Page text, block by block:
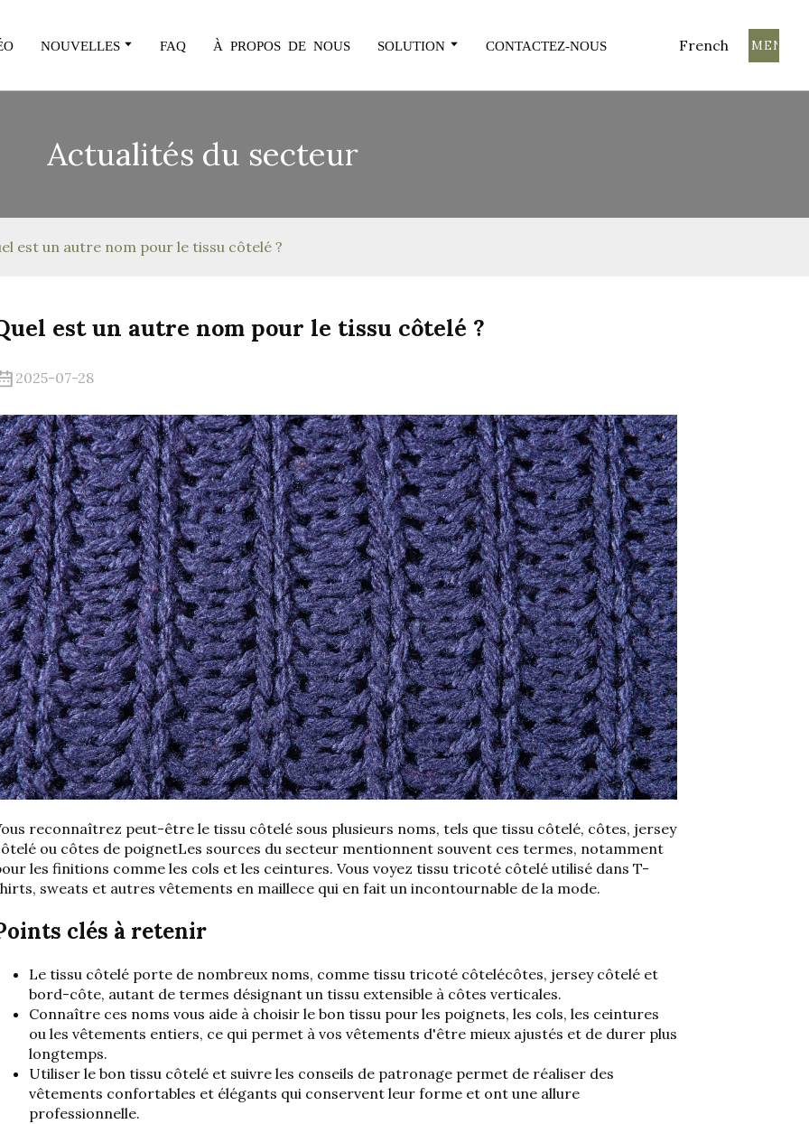
NOUVELLES FAQ À PROPOS DE NOUS SOLUTION CONTACTEZ-NOUS French
Actualités du secteur
est un autre nom pour le tissu côtelé ?
est un autre nom pour le tissu côtelé ?
2025-07-28
reconnaîtrez peut-être le tissu côtelé sous plusieurs noms, tels que tissu côtelé, côtes, jersey
ou côtes de poignetLes sources du secteur mentionnent souvent ces termes, notamment
les finitions comme les cols et les ceintures. Vous voyez tissu tricoté côtelé utilisé dans T-
sweats et autres vêtements en maillece qui en fait un incontournable de la mode.
clés à retenir
Le tissu côtelé porte de nombreux noms, comme tissu tricoté côtelécôtes, jersey côtelé et
bord-côte, autant de termes désignant un tissu extensible à côtes verticales.
Connaître ces noms vous aide à choisir le bon tissu pour les poignets, les cols, les ceintures
ou les vêtements entiers, ce qui permet à vos vêtements d'être mieux ajustés et de durer plus
longtemps.
Utiliser le bon tissu côtelé et suivre les conseils de patronage permet de réaliser des
vêtements confortables et élégants qui conservent leur forme et ont une allure
professionnelle.